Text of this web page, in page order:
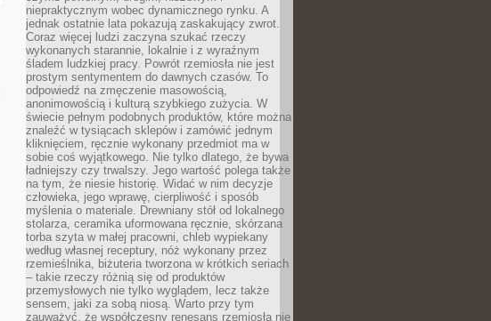
niepraktycznym wobec dynamicznego rynku. A
jednak ostatnie lata pokazują zaskakujący zwrot.
Coraz więcej ludzi zaczyna szukać rzeczy
wykonanych starannie, lokalnie i z wyraźnym
śladem ludzkiej pracy. Powrót rzemiosła nie jest
prostym sentymentem do dawnych czasów. To
odpowiedź na zmęczenie masowością,
anonimowością i kulturą szybkiego zużycia. W
świecie pełnym podobnych produktów, które można
znaleźć w tysiącach sklepów i zamówić jednym
kliknięciem, ręcznie wykonany przedmiot ma w
sobie coś wyjątkowego. Nie tylko dlatego, że bywa
ładniejszy czy trwalszy. Jego wartość polega także
na tym, że niesie historię. Widać w nim decyzje
człowieka, jego wprawę, cierpliwość i sposób
myślenia o materiale. Drewniany stół od lokalnego
stolarza, ceramika uformowana ręcznie, skórzana
torba szyta w małej pracowni, chleb wypiekany
według własnej receptury, nóż wykonany przez
rzemieślnika, biżuteria tworzona w krótkich seriach
– takie rzeczy różnią się od produktów
przemysłowych nie tylko wyglądem, lecz także
sensem, jaki za sobą niosą. Warto przy tym
zauważyć, że współczesny renesans rzemiosła nie